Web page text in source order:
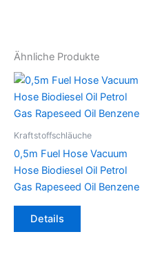
Ähnliche Produkte
Kraftstoffschläuche
0,5m Fuel Hose Vacuum
Hose Biodiesel Oil Petrol
Gas Rapeseed Oil Benzene
Details
Dieses